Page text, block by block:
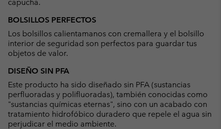
capucha.
BOLSILLOS PERFECTOS
Los bolsillos calientamanos con cremallera y el bolsillo
interior de seguridad son perfectos para guardar tus
objetos de valor.
DISEÑO SIN PFA
Este producto ha sido diseñado sin PFA (sustancias
perfluoradas y polifluoradas), también conocidas como
"sustancias químicas eternas", sino con un acabado con
tratamiento hidrofóbico duradero que repele el agua sin
perjudicar el medio ambiente.